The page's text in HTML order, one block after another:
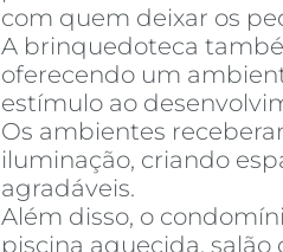
com quem deixar os
A brinquedoteca
oferecendo um
estímulo ao
Os ambientes
iluminação, criando
agradáveis.
Além disso, o
piscina aquecida, salão